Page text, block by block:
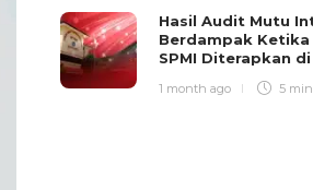
Hasil Audit Mutu
Berdampak
SPMI Diterapkan di
1 month ago 5 min